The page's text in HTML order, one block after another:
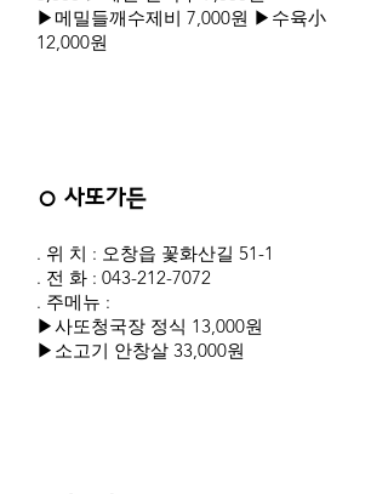
▶메밀들깨수제비 7,000원 ▶수육小
12,000원
○ 사또가든
. 위 치 : 오창읍 꽃화산길 51-1
. 전 화 : 043-212-7072
. 주메뉴 :
▶사또청국장 정식 13,000원
▶소고기 안창살 33,000원